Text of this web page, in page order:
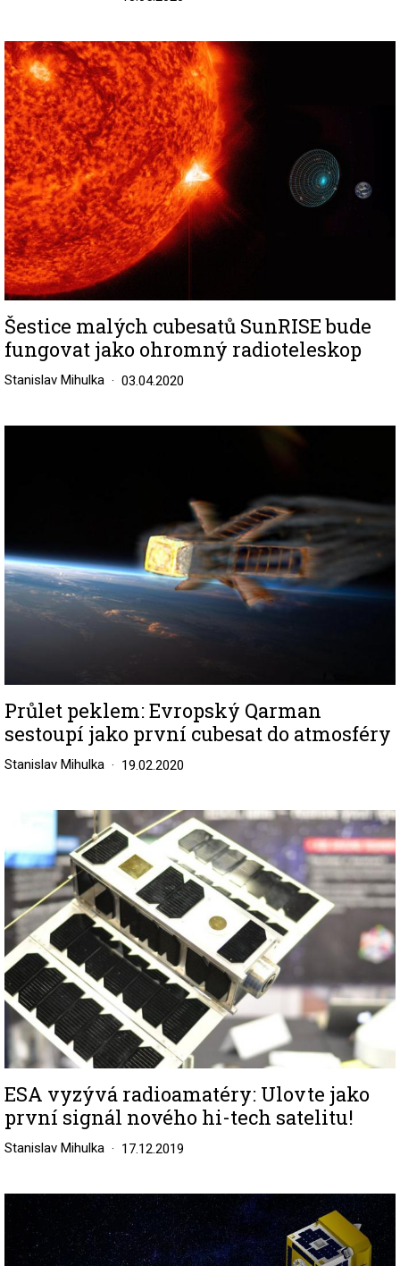
Image
Šestice malých cubesatů SunRISE bude
fungovat jako ohromný radioteleskop
Stanislav Mihulka 03.04.2020
Průlet peklem: Evropský Qarman
sestoupí jako první cubesat do atmosféry
Stanislav Mihulka 19.02.2020
ESA vyzývá radioamatéry: Ulovte jako
první signál nového hi-tech satelitu!
Stanislav Mihulka 17.12.2019
Image